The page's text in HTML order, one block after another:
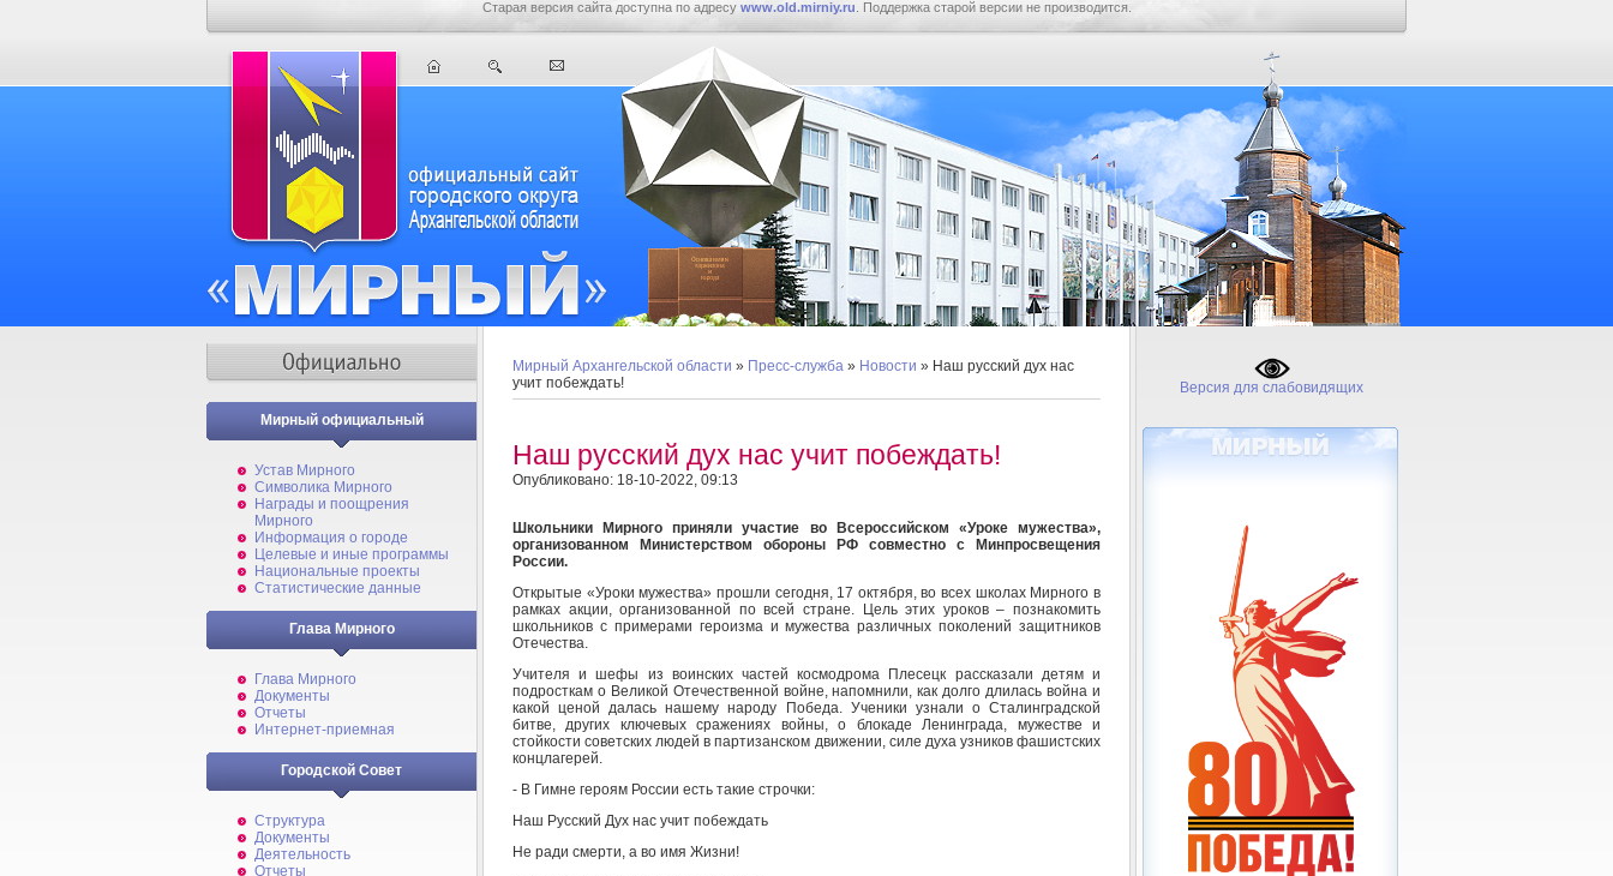
Старая версия сайта доступна по адресу www.old.mirniy.ru . Поддержка старой версии не производится.
Мирный официальный
Устав Мирного
Символика Мирного
Награды и поощрения
Мирного
Информация о городе
Целевые и иные программы
Национальные проекты
Статистические данные
Глава Мирного
Глава Мирного
Документы
Отчеты
Интернет-приемная
Городской Совет
Структура
Документы
Деятельность
Отчеты
Мирный Архангельской области » Пресс-служба » Новости » Наш русский дух нас
учит побеждать!
Наш русский дух нас учит побеждать!
Опубликовано: 18-10-2022, 09:13
Школьники Мирного приняли участие во Всероссийском «Уроке мужества»,
организованном Министерством обороны РФ совместно с Минпросвещения
России.
Открытые «Уроки мужества» прошли сегодня, 17 октября, во всех школах Мирного в
рамках акции, организованной по всей стране. Цель этих уроков – познакомить
школьников с примерами героизма и мужества различных поколений защитников
Отечества.
Учителя и шефы из воинских частей космодрома Плесецк рассказали детям и
подросткам о Великой Отечественной войне, напомнили, как долго длилась война и
какой ценой далась нашему народу Победа. Ученики узнали о Сталинградской
битве, других ключевых сражениях войны, о блокаде Ленинграда, мужестве и
стойкости советских людей в партизанском движении, силе духа узников фашистских
концлагерей.
- В Гимне героям России есть такие строчки:
Наш Русский Дух нас учит побеждать
Не ради смерти, а во имя Жизни!
Версия для слабовидящих